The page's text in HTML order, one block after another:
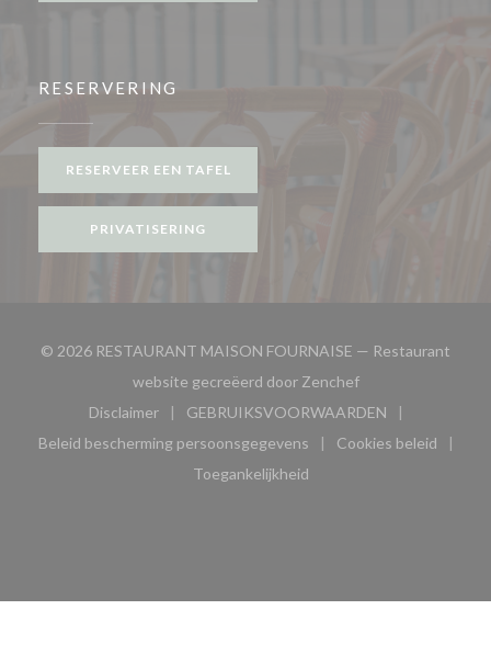
RESERVERING
RESERVEER EEN TAFEL
PRIVATISERING
© 2026 RESTAURANT MAISON FOURNAISE — Restaurant
website gecreëerd door Zenchef((opent in een
Disclaimer
((opent in een nieuw venster))
GEBRUIKSVOORWAARDEN
((opent in een nieuw
Beleid bescherming persoonsgegevens
((opent in een nieuw venster))
Cookies beleid
((opent in
Toegankelijkheid
((opent in een nieuw venster))